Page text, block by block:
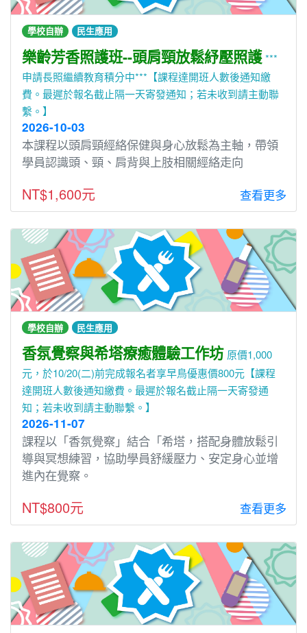
學校自辦 民生應用
樂齡芳香照護班--頭肩頸放鬆紓壓照護 ***
申請長照繼續教育積分中***【課程達開班人數後通知繳
費。最遲於報名截止隔一天寄發通知；若未收到請主動聯
繫。】
2026-10-03
本課程以頭肩頸經絡保健與身心放鬆為主軸，帶領
學員認識頭、頸、肩背與上肢相關經絡走向
NT$1,600元 查看更多
學校自辦 民生應用
香氛覺察與希塔療癒體驗工作坊 原價1,000
元，於10/20(二)前完成報名者享早鳥優惠價800元【課程
達開班人數後通知繳費。最遲於報名截止隔一天寄發通
知；若未收到請主動聯繫。】
2026-11-07
課程以「香氛覺察」結合「希塔，搭配身體放鬆引
導與冥想練習，協助學員舒緩壓力、安定身心並增
進內在覺察。
NT$800元 查看更多